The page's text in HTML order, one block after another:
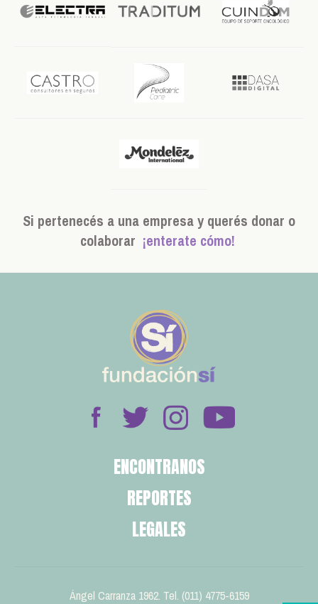
Si pertenecés a una empresa y querés donar o
colaborar ¡enterate cómo!
ENCONTRANOS
REPORTES
LEGALES
Ángel Carranza 1962. Tel. (011) 4775-6159